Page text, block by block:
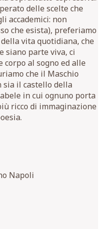
delle scelte che
accademici: non
che esista), preferiamo
vita quotidiana, che
siano parte viva, ci
corpo al sogno ed alle
che il Maschio
sia il castello della
in cui ognuno porta
ricco di immaginazione
Napoli